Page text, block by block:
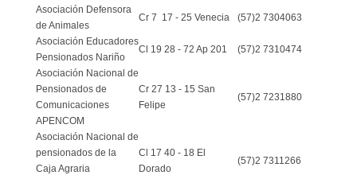
Asociación Defensora
de Animales
Cr 7 17 - 25 Venecia (57)2 7304063
Asociación Educadores
Pensionados Nariño
Cl 19 28 - 72 Ap 201 (57)2 7310474
Asociación Nacional de
Pensionados de
Comunicaciones
APENCOM
Cr 27 13 - 15 San
Felipe
(57)2 7231880
Asociación Nacional de
pensionados de la
Caja Agraria
Cl 17 40 - 18 El
Dorado
(57)2 7311266